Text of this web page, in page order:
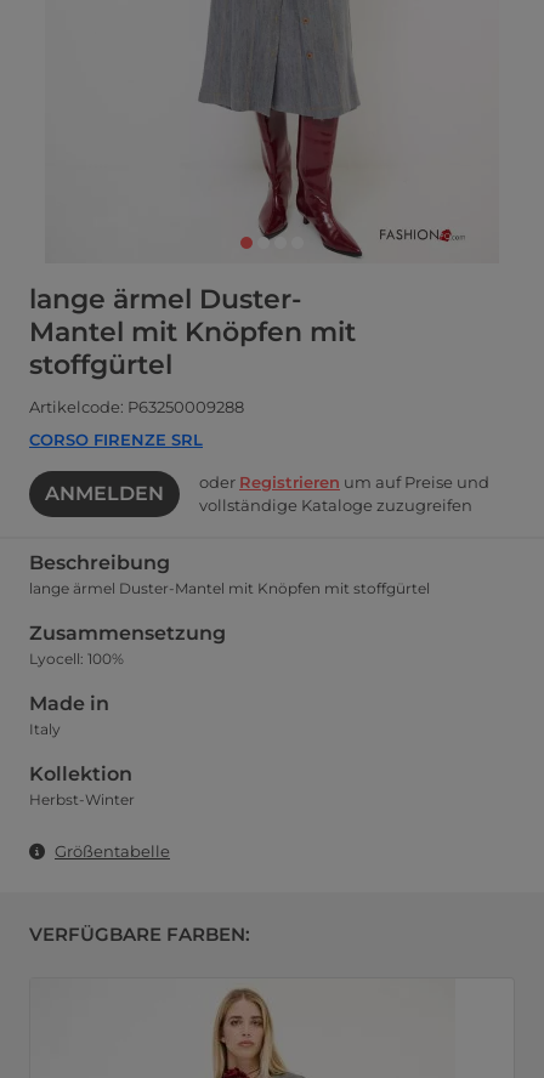
lange ärmel Duster-
Mantel mit Knöpfen mit
stoffgürtel
Artikelcode: P63250009288
CORSO FIRENZE SRL
ANMELDEN oder Registrieren um auf Preise und
vollständige Kataloge zuzugreifen
Beschreibung
lange ärmel Duster-Mantel mit Knöpfen mit stoffgürtel
Zusammensetzung
Lyocell: 100%
Made in
Italy
Kollektion
Herbst-Winter
Größentabelle
VERFÜGBARE FARBEN: